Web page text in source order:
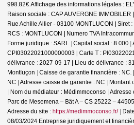
998.82€.Affichage des informations légales :
Raison sociale : CAP AUVERGNE IMMOBILER
Rue Achille Allier - 03100 MONTLUCON | Siret
RCS : MONTLUCON | Numero TVA
Forme juridique : SARL | Capital social : 8 000 |
CPI03022021000000003 | Carte T :
délivrance : 2027-09-17 | Lieu de délivrance :
Montluçon | Caisse de garantie financière : NC.
NC | Adresse caisse de garantie : NC | Montant
| Nom du médiateur : Médimmoconso | Adresse
Parc de Mesemena – Bât A – CS 25222 –
Adresse du site : https://medimmoconso.fr/|
08/03/2024 Entreprise juridiquement et